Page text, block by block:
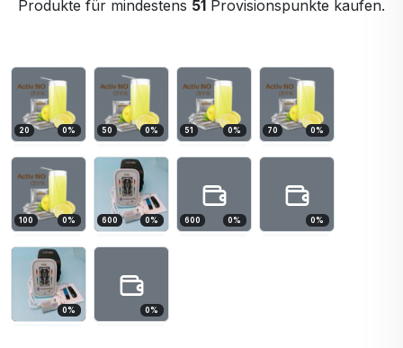
Produkte für mindestens 51 Provisionspunkte kaufen.
20 0% 50 0% 51 0% 70 0%
100 0% 600 0% 600 0% 0%
0% 0%